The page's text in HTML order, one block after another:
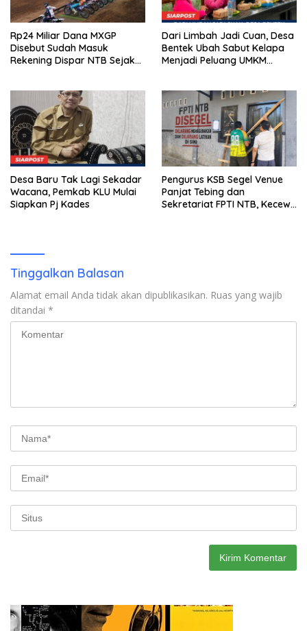
Rp24 Miliar Dana MXGP
Disebut Sudah Masuk
Rekening Dispar NTB Sejak
Dari Limbah Jadi Cuan, Desa
Bentek Ubah Sabut Kelapa
Menjadi Peluang UMKM
Desa Baru Tak Lagi Sekadar
Wacana, Pemkab KLU Mulai
Siapkan Pj Kades
Pengurus KSB Segel Venue
Panjat Tebing dan
Sekretariat FPTI NTB, Kecewa
Tinggalkan Balasan
Alamat email Anda tidak akan dipublikasikan. Ruas yang wajib
ditandai *